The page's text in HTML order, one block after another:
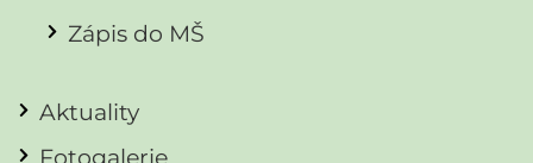
Zápis do MŠ
Aktuality